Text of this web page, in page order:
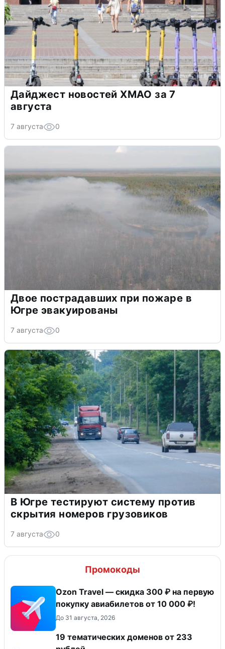
Дайджест новостей ХМАО за 7
августа
7 августа 0
Двое пострадавших при пожаре в
Югре эвакуированы
7 августа 0
В Югре тестируют систему против
скрытия номеров грузовиков
7 августа 0
Промокоды
Ozon Travel — скидка 300 ₽ на первую
покупку авиабилетов от 10 000 ₽!
До 31 августа, 2026
19 тематических доменов от 233